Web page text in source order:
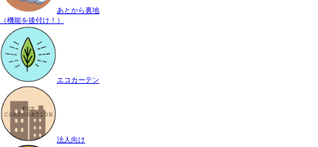
あとから裏地
（機能を後付け！）
エコカーテン
法人向け